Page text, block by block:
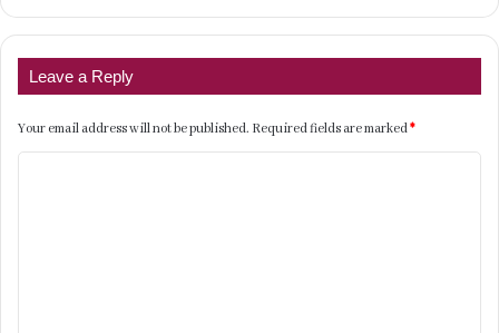
Leave a Reply
Your email address will not be published. Required fields are marked*